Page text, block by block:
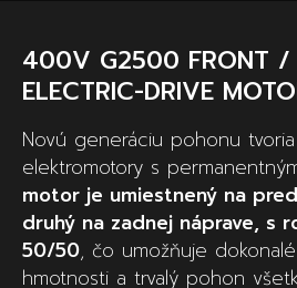
400V G2500 FRONT /
ELECTRIC-DRIVE
Novú generáciu pohonu
elektromotory s
motor je umiestnený na
druhý na zadnej náprave, s
50/50, čo umožňuje
hmotnosti a trvalý pohon